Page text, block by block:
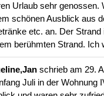
Urlaub sehr
schönen Ausblick aus
etc. an. Der
berühmten Strand.
schrieb am 29.
Juli in der Wohnung